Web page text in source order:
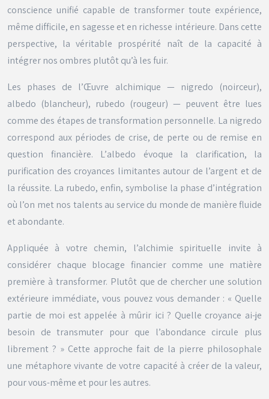
conscience unifié capable de transformer toute expérience,
même difficile, en sagesse et en richesse intérieure. Dans cette
perspective, la véritable prospérité naît de la capacité à
intégrer nos ombres plutôt qu’à les fuir.
Les phases de l’Œuvre alchimique — nigredo (noirceur),
albedo (blancheur), rubedo (rougeur) — peuvent être lues
comme des étapes de transformation personnelle. La nigredo
correspond aux périodes de crise, de perte ou de remise en
question financière. L’albedo évoque la clarification, la
purification des croyances limitantes autour de l’argent et de
la réussite. La rubedo, enfin, symbolise la phase d’intégration
où l’on met nos talents au service du monde de manière fluide
et abondante.
Appliquée à votre chemin, l’alchimie spirituelle invite à
considérer chaque blocage financier comme une matière
première à transformer. Plutôt que de chercher une solution
extérieure immédiate, vous pouvez vous demander : « Quelle
partie de moi est appelée à mûrir ici ? Quelle croyance ai-je
besoin de transmuter pour que l’abondance circule plus
librement ? » Cette approche fait de la pierre philosophale
une métaphore vivante de votre capacité à créer de la valeur,
pour vous-même et pour les autres.